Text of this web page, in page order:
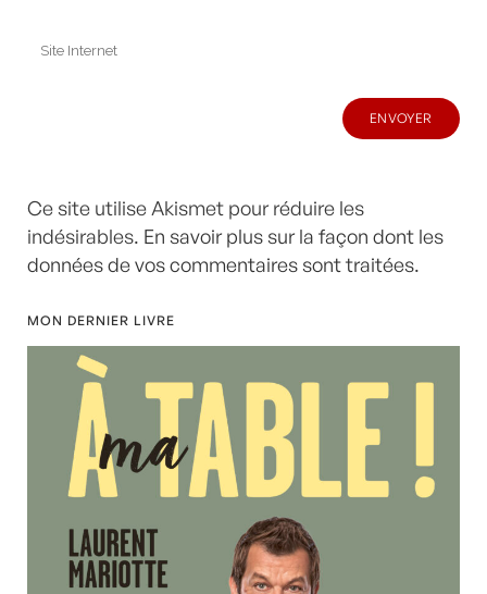
Ce site utilise Akismet pour réduire les
indésirables. En savoir plus sur la façon dont les
données de vos commentaires sont traitées.
MON DERNIER LIVRE